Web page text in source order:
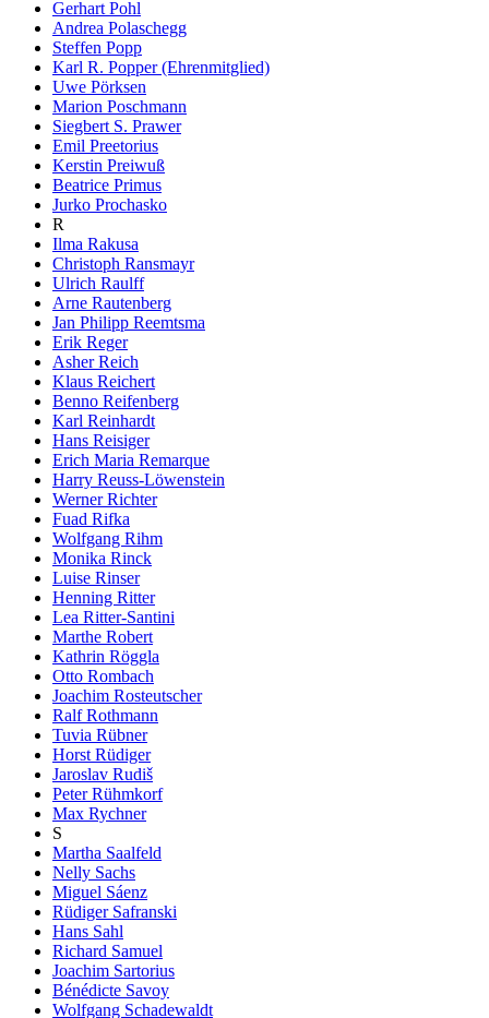
Gerhart Pohl
Andrea Polaschegg
Steffen Popp
Karl R. Popper (Ehrenmitglied)
Uwe Pörksen
Marion Poschmann
Siegbert S. Prawer
Emil Preetorius
Kerstin Preiwuß
Beatrice Primus
Jurko Prochasko
R
Ilma Rakusa
Christoph Ransmayr
Ulrich Raulff
Arne Rautenberg
Jan Philipp Reemtsma
Erik Reger
Asher Reich
Klaus Reichert
Benno Reifenberg
Karl Reinhardt
Hans Reisiger
Erich Maria Remarque
Harry Reuss-Löwenstein
Werner Richter
Fuad Rifka
Wolfgang Rihm
Monika Rinck
Luise Rinser
Henning Ritter
Lea Ritter-Santini
Marthe Robert
Kathrin Röggla
Otto Rombach
Joachim Rosteutscher
Ralf Rothmann
Tuvia Rübner
Horst Rüdiger
Jaroslav Rudiš
Peter Rühmkorf
Max Rychner
S
Martha Saalfeld
Nelly Sachs
Miguel Sáenz
Rüdiger Safranski
Hans Sahl
Richard Samuel
Joachim Sartorius
Bénédicte Savoy
Wolfgang Schadewaldt